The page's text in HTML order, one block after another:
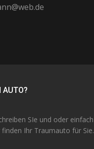
AUTO?
SIe und oder einfach
Ihr Traumauto für Sie.